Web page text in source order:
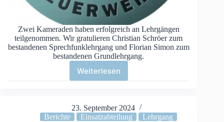
Zwei Kameraden haben erfolgreich an Lehrgängen
teilgenommen. Wir gratulieren Christian Schröer zum
bestandenen Sprechfunklehrgang und Florian Simon zum
bestandenen Grundlehrgang.
Weiterlesen
Lehrgänge
erfolgreich
23. September 2024
Berichte
Einsatzabteilung Lehrgang